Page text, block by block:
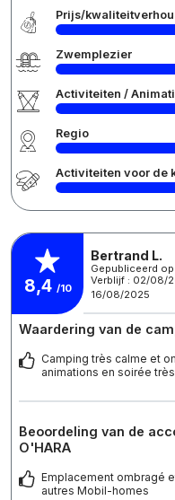
Prijs/
Zwemplezier
Activiteiten /
Regio
Activiteiten voor de
8,4 /10
Bertrand L.
Gepubliceerd
Verblijf : 02/08/
16/08/2025
Waardering van de
Camping très calme et
animations en soirée
Beoordeling van de
O'HARA
Emplacement ombragé
autres Mobil-homes